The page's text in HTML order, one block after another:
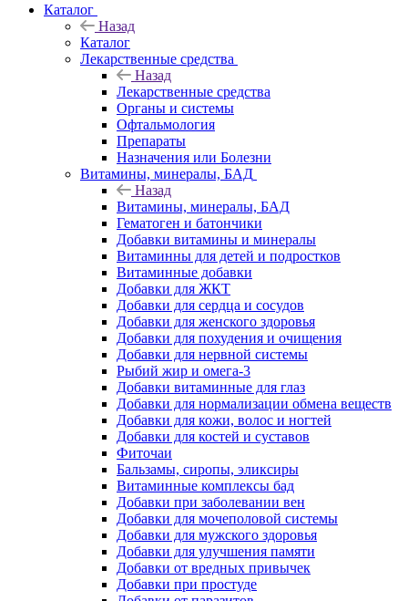
Каталог
Назад
Каталог
Лекарственные средства
Назад
Лекарственные средства
Органы и системы
Офтальмология
Препараты
Назначения или Болезни
Витамины, минералы, БАД
Назад
Витамины, минералы, БАД
Гематоген и батончики
Добавки витамины и минералы
Витаминны для детей и подростков
Витаминные добавки
Добавки для ЖКТ
Добавки для сердца и сосудов
Добавки для женского здоровья
Добавки для похудения и очищения
Добавки для нервной системы
Рыбий жир и омега-3
Добавки витаминные для глаз
Добавки для нормализации обмена веществ
Добавки для кожи, волос и ногтей
Добавки для костей и суставов
Фиточаи
Бальзамы, сиропы, эликсиры
Витаминные комплексы бад
Добавки при заболевании вен
Добавки для мочеполовой системы
Добавки для мужского здоровья
Добавки для улучшения памяти
Добавки от вредных привычек
Добавки при простуде